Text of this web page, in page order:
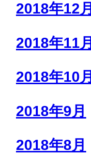
2018年12月
2018年11月
2018年10月
2018年9月
2018年8月